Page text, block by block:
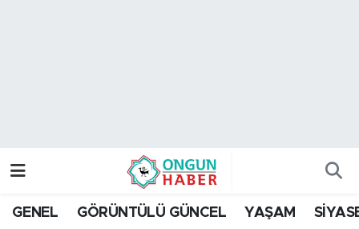
GENEL GÖRÜNTÜLÜ GÜNCEL YAŞAM
Trafik Durumu